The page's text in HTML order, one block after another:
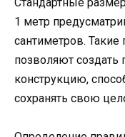
1 метр
сантиметров.
позволяют
конструкцию,
сохранять свою